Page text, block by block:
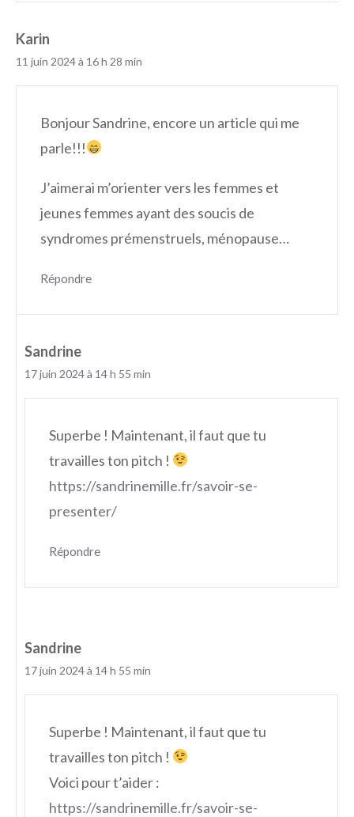
Karin
11 juin 2024 à 16 h 28 min
Bonjour Sandrine, encore un article qui me
parle!!!
J’aimerai m’orienter vers les femmes et
jeunes femmes ayant des soucis de
syndromes prémenstruels, ménopause…
Répondre
Sandrine
17 juin 2024 à 14 h 55 min
Superbe ! Maintenant, il faut que tu
travailles ton pitch !
https://sandrinemille.fr/savoir-se-
presenter/
Répondre
Sandrine
17 juin 2024 à 14 h 55 min
Superbe ! Maintenant, il faut que tu
travailles ton pitch !
Voici pour t’aider :
https://sandrinemille.fr/savoir-se-